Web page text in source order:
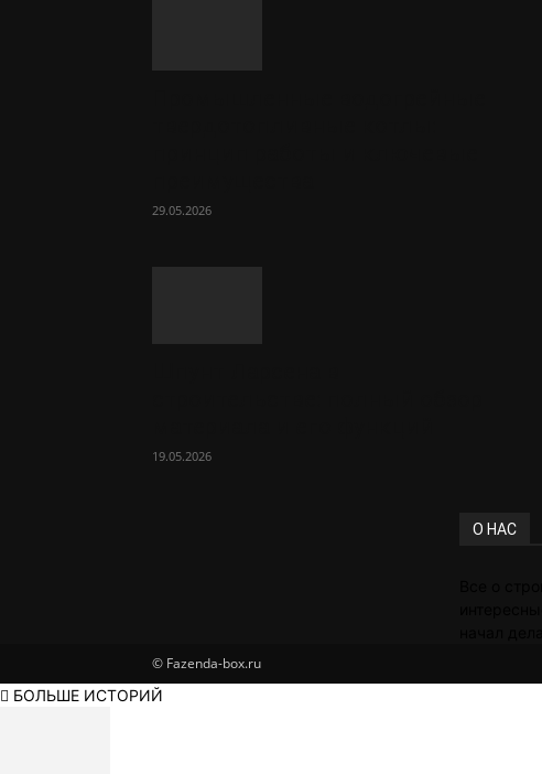
29.05.2026
19.05.2026
О НАС
© Fazenda-box.ru
БОЛЬШЕ ИСТОРИЙ